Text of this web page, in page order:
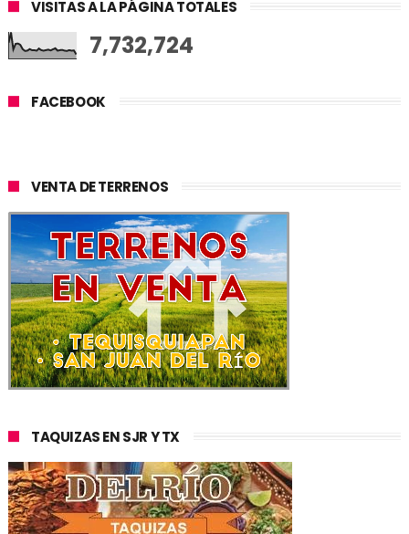
VISITAS A LA PÁGINA TOTALES
7,732,724
FACEBOOK
VENTA DE TERRENOS
TAQUIZAS EN SJR Y TX